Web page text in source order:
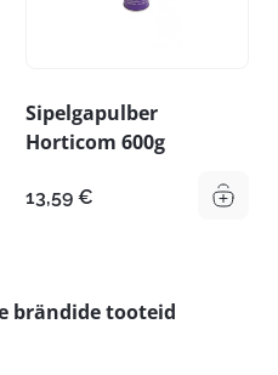
Sipelgapulber
Horticom 600g
13,59 €
brändide tooteid